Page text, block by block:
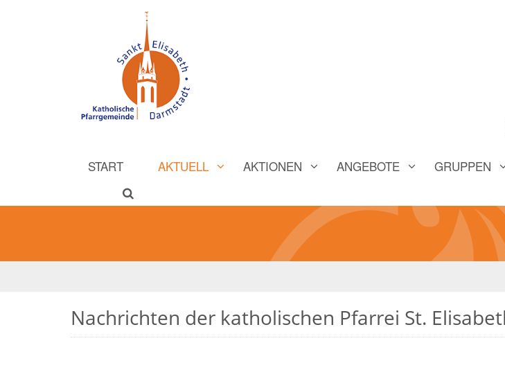
START AKTUELL AKTIONEN ANGEBOTE GRUPPEN
Nachrichten der katholischen Pfarrei St.